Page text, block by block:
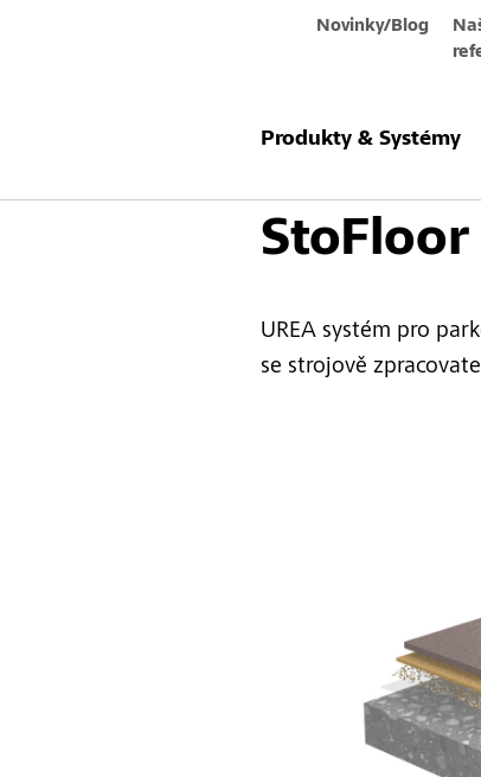
Novinky/Blog
Produkty & Systémy
systémy
podlah
UREA systém pro
se strojově